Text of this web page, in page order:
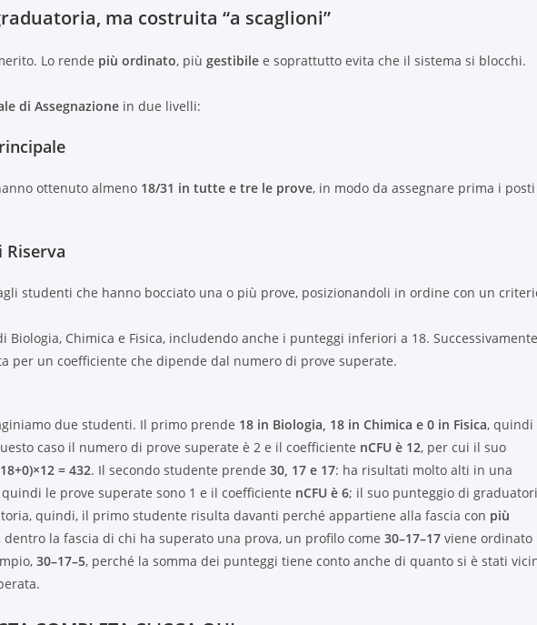
ma costruita “a scaglioni”
Lo rende più ordinato, più gestibile e soprattutto evita che il sistema si blocchi.
di Assegnazione in due livelli:
ottenuto almeno 18/31 in tutte e tre le prove, in modo da assegnare prima i posti
Riserva
studenti che hanno bocciato una o più prove, posizionandoli in ordine con un
Biologia, Chimica e Fisica, includendo anche i punteggi inferiori a 18. Successivamente
per un coefficiente che dipende dal numero di prove superate.
due studenti. Il primo prende 18 in Biologia, 18 in Chimica e 0 in Fisica, quindi
caso il numero di prove superate è 2 e il coefficiente nCFU è 12, per cui il suo
= 432. Il secondo studente prende 30, 17 e 17: ha risultati molto alti in una
le prove superate sono 1 e il coefficiente nCFU è 6; il suo punteggio di
quindi, il primo studente risulta davanti perché appartiene alla fascia con più
dentro la fascia di chi ha superato una prova, un profilo come 30–17–17 viene ordinato
30–17–5, perché la somma dei punteggi tiene conto anche di quanto si è stati